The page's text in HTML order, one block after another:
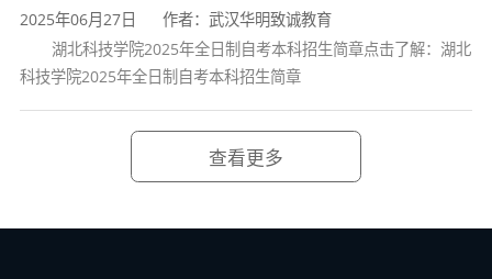
2025年06月27日
作者：武汉华明致诚教育
湖北科技学院2025年全日制自考本科招生简章点击了解：湖北
科技学院2025年全日制自考本科招生简章
查看更多